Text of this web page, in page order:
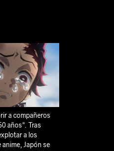
a compañeros
años". Tras
a los
Japón se